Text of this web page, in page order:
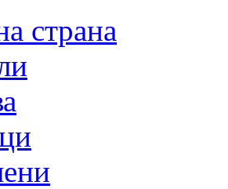
страна